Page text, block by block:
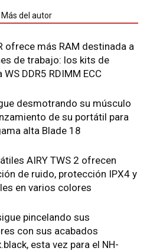
Más del autor
ofrece más RAM destinada a
de trabajo: los kits de
DDR5 RDIMM ECC
desmotrando su músculo
de su portátil para
alta Blade 18
AIRY TWS 2 ofrecen
de ruido, protección IPX4 y
en varios colores
pincelando sus
con sus acabados
esta vez para el NH-